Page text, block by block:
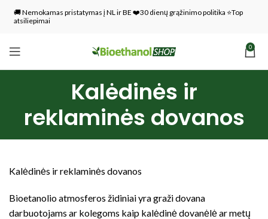
🚚 Nemokamas pristatymas į NL ir BE ❤️30 dienų grąžinimo politika ⭐Top
atsiliepimai
0
Kalėdinės ir
reklaminės dovanos
Kalėdinės ir reklaminės dovanos
Bioetanolio atmosferos židiniai yra graži dovana
darbuotojams ar kolegoms kaip kalėdinė dovanėlė ar metų